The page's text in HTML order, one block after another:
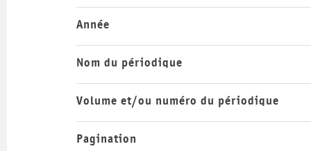
Année
Nom du périodique
Volume et/ou numéro du périodique
Pagination